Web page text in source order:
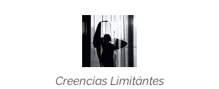
Creencias Limitántes